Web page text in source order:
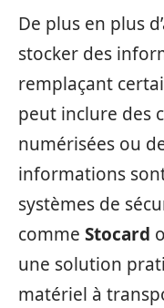
De plus en plus
stocker des
remplaçant
peut inclure des
numérisées ou
informations
systèmes de
comme Stocard
une solution
matériel à